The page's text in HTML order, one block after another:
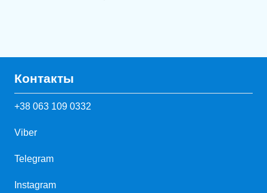
Контакты
+38 063 109 0332
Viber
Telegram
Instagram